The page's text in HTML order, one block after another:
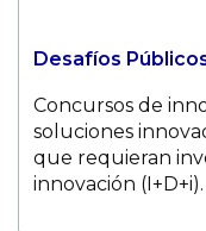
Desafíos
Concursos de
soluciones
que requieran
innovación (I+D+i).